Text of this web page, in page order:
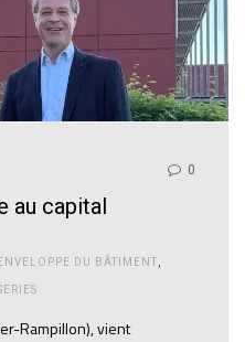
0
au capital
ENVELOPPE DU BÂTIMENT
Rampillon), vient